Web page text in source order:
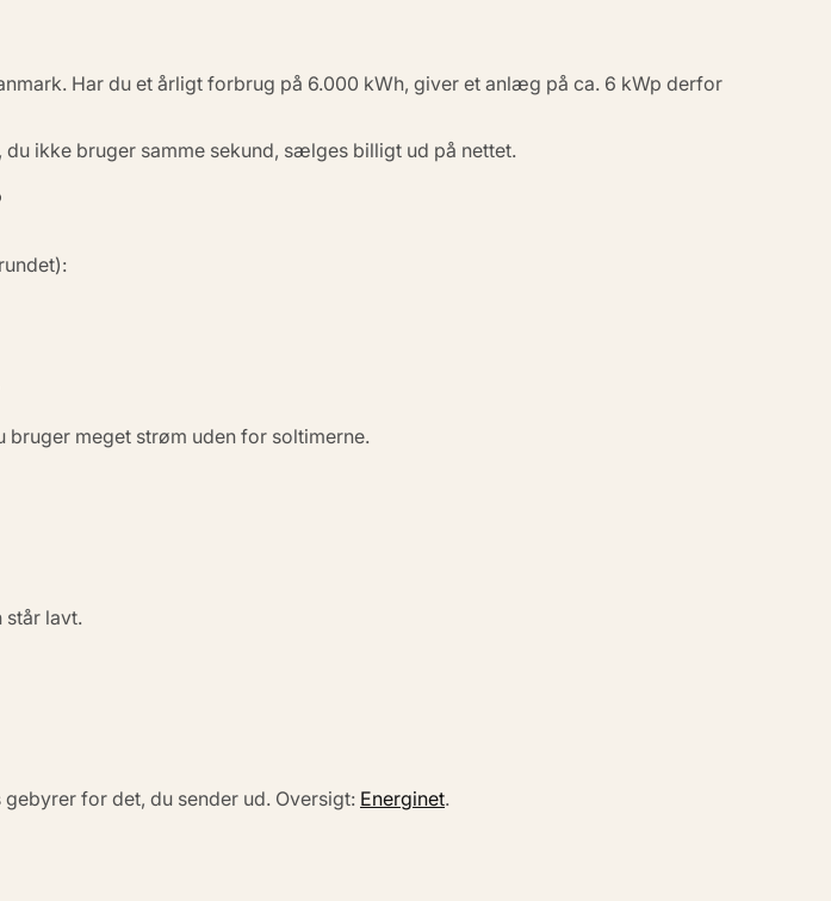
Har du et årligt forbrug på 6.000 kWh, giver et anlæg på ca. 6 kWp derfor
du ikke bruger samme sekund, sælges billigt ud på nettet.
meget strøm uden for soltimerne.
lavt.
for det, du sender ud. Oversigt: Energinet.